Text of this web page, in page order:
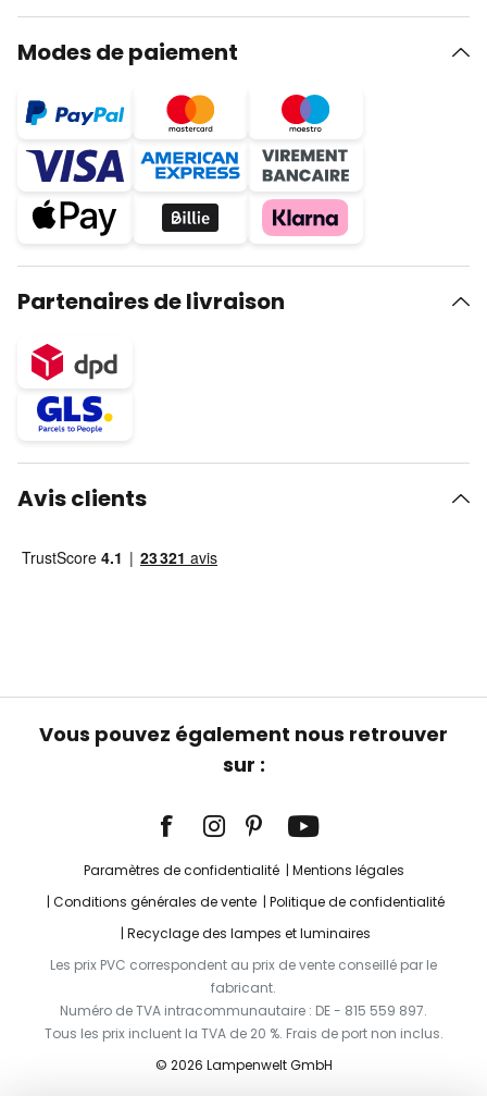
Modes de paiement
Partenaires de livraison
Avis clients
Vous pouvez également nous retrouver
sur :
Paramètres de confidentialité
Mentions légales
Conditions générales de vente
Politique de confidentialité
Recyclage des lampes et luminaires
Les prix PVC correspondent au prix de vente conseillé par le
fabricant.
Numéro de TVA intracommunautaire : DE - 815 559 897.
Tous les prix incluent la TVA de 20 %. Frais de port non inclus.
© 2026 Lampenwelt GmbH